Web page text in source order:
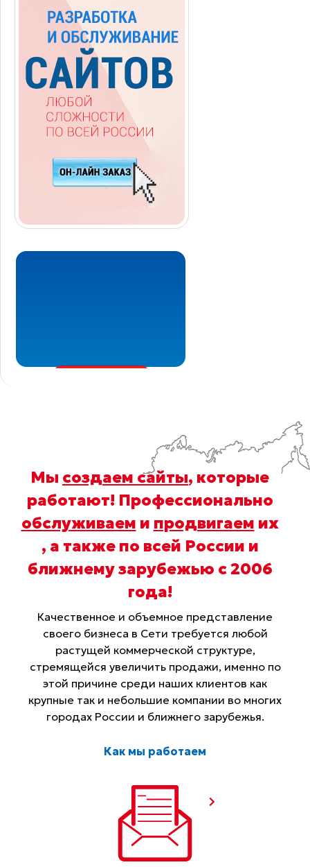
Мы создаем сайты, которые
работают! Профессионально
обслуживаем и продвигаем их
, а также по всей России и
ближнему зарубежью с 2006
года!
Качественное и объемное представление
своего бизнеса в Сети требуется любой
растущей коммерческой структуре,
стремящейся увеличить продажи, именно по
этой причине среди наших клиентов как
крупные так и небольшие компании во многих
городах России и ближнего зарубежья.
Как мы работаем